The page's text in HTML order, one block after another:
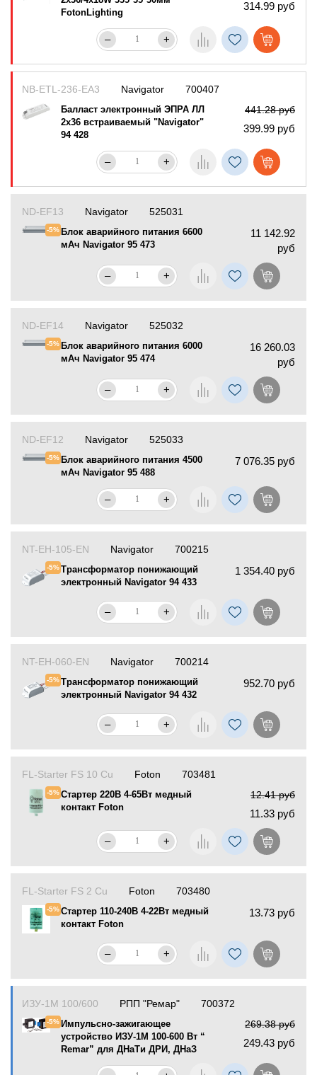
FotonLighting
314.99 руб
– +
700407
NB-ETL-236-EA3
Балласт электронный ЭПРА ЛЛ
2х36 встраиваемый "Navigator"
94 428
441.28 руб
399.99 руб
Navigator
– +
525031
ND-EF13
-5%Блок аварийного питания 6600
мАч Navigator 95 473
11 142.92
руб
Navigator
– +
525032
ND-EF14
-5%Блок аварийного питания 6000
мАч Navigator 95 474
16 260.03
руб
Navigator
– +
525033
ND-EF12
-5%Блок аварийного питания 4500
мАч Navigator 95 488
7 076.35 руб
Navigator
– +
700215
NT-EH-105-EN
-5%Трансформатор понижающий
электронный Navigator 94 433
1 354.40 руб
Navigator
– +
700214
NT-EH-060-EN
-5%Трансформатор понижающий
электронный Navigator 94 432
952.70 руб
Navigator
– +
703481
FL-Starter FS 10 Cu
-5%Стартер 220В 4-65Вт медный
контакт Foton
12.41 руб
11.33 руб
Foton
– +
703480
FL-Starter FS 2 Cu
-5%Стартер 110-240В 4-22Вт медный
контакт Foton
13.73 руб
Foton
– +
700372
ИЗУ-1М 100/600
-5%Импульсно-зажигающее
устройство ИЗУ-1М 100-600 Вт “
Remar” для ДНаТи ДРИ, ДНаЗ
269.38 руб
249.43 руб
РПП "Ремар"